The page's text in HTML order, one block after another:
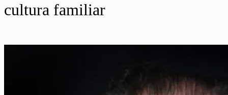
cultura familiar